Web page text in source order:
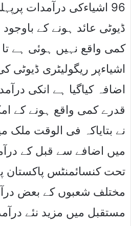
96 اشیاءکی درآمدات
ڈیوٹی عائد ہونے کے
اشیاءپر ریگولیٹری
اضافہ کیاگیا ہے انکی
قدرے کمی واقع ہونے کے
نے بتایاکہ فی الوقت ملک
میں اضافے سے قبل کے
تحت کنسائمنٹس پاکستان
مختلف شعبوں کے بعض
مستقبل میں مزید نئے